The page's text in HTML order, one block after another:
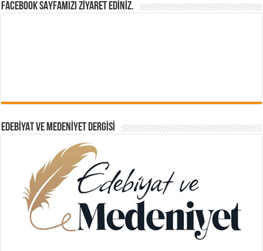
FACEBOOK SAYFAMIZI ZİYARET EDİNİZ.
EDEBIYAT VE MEDENIYET DERGISI